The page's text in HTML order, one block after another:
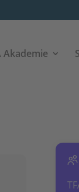
Akademie